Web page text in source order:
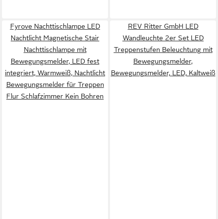
Fyrove Nachttischlampe LED
Nachtlicht Magnetische Stair
Nachttischlampe mit
Bewegungsmelder, LED fest
integriert, Warmweiß, Nachtlicht
Bewegungsmelder für Treppen
Flur Schlafzimmer Kein Bohren
REV Ritter GmbH LED
Wandleuchte 2er Set LED
Treppenstufen Beleuchtung mit
Bewegungsmelder,
Bewegungsmelder, LED, Kaltweiß